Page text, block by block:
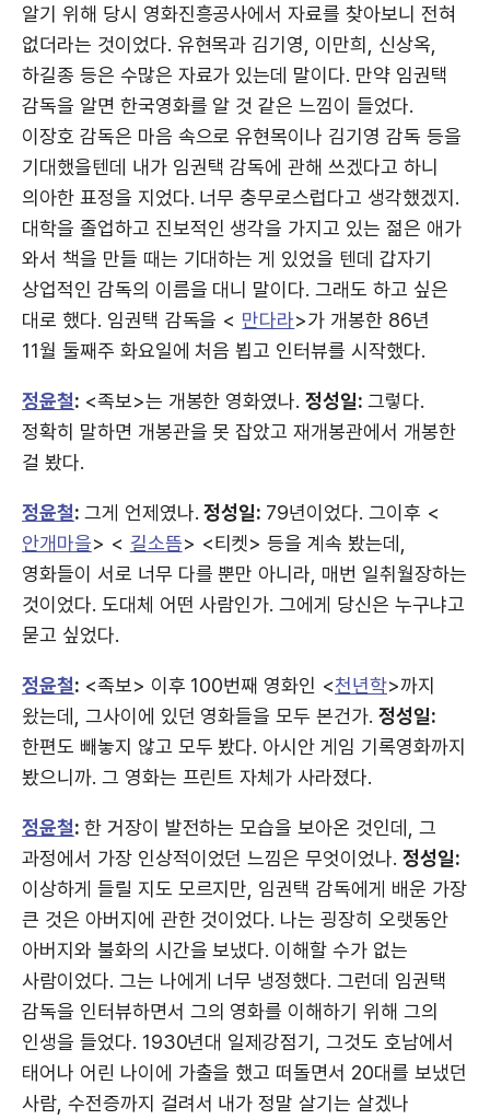
알기 위해 당시 영화진흥공사에서 자료를 찾아보니 전혀
없더라는 것이었다. 유현목과 김기영, 이만희, 신상옥,
하길종 등은 수많은 자료가 있는데 말이다. 만약 임권택
감독을 알면 한국영화를 알 것 같은 느낌이 들었다.
이장호 감독은 마음 속으로 유현목이나 김기영 감독 등을
기대했을텐데 내가 임권택 감독에 관해 쓰겠다고 하니
의아한 표정을 지었다. 너무 충무로스럽다고 생각했겠지.
대학을 졸업하고 진보적인 생각을 가지고 있는 젊은 애가
와서 책을 만들 때는 기대하는 게 있었을 텐데 갑자기
상업적인 감독의 이름을 대니 말이다. 그래도 하고 싶은
대로 했다. 임권택 감독을 < 만다라>가 개봉한 86년
11월 둘째주 화요일에 처음 뵙고 인터뷰를 시작했다.
정윤철: <족보>는 개봉한 영화였나.정성일: 그렇다.
정확히 말하면 개봉관을 못 잡았고 재개봉관에서 개봉한
걸 봤다.
정윤철: 그게 언제였나.정성일: 79년이었다. 그이후 <
안개마을> < 길소뜸> <티켓> 등을 계속 봤는데,
영화들이 서로 너무 다를 뿐만 아니라, 매번 일취월장하는
것이었다. 도대체 어떤 사람인가. 그에게 당신은 누구냐고
묻고 싶었다.
정윤철: <족보> 이후 100번째 영화인 <천년학>까지
왔는데, 그사이에 있던 영화들을 모두 본건가. 정성일:
한편도 빼놓지 않고 모두 봤다. 아시안 게임 기록영화까지
봤으니까. 그 영화는 프린트 자체가 사라졌다.
정윤철: 한 거장이 발전하는 모습을 보아온 것인데, 그
과정에서 가장 인상적이었던 느낌은 무엇이었나. 정성일:
이상하게 들릴 지도 모르지만, 임권택 감독에게 배운 가장
큰 것은 아버지에 관한 것이었다. 나는 굉장히 오랫동안
아버지와 불화의 시간을 보냈다. 이해할 수가 없는
사람이었다. 그는 나에게 너무 냉정했다. 그런데 임권택
감독을 인터뷰하면서 그의 영화를 이해하기 위해 그의
인생을 들었다. 1930년대 일제강점기, 그것도 호남에서
태어나 어린 나이에 가출을 했고 떠돌면서 20대를 보냈던
사람, 수전증까지 걸려서 내가 정말 살기는 살겠나